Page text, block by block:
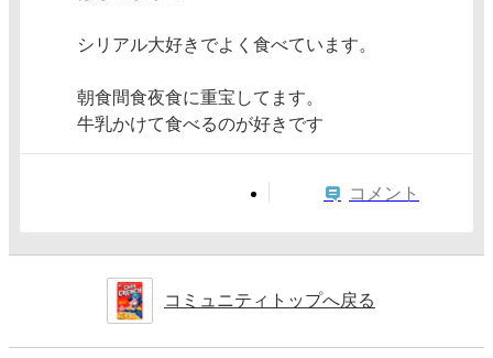
シリアル大好きでよく食べています。
朝食間食夜食に重宝してます。
牛乳かけて食べるのが好きです
コメント
コミュニティトップへ戻る